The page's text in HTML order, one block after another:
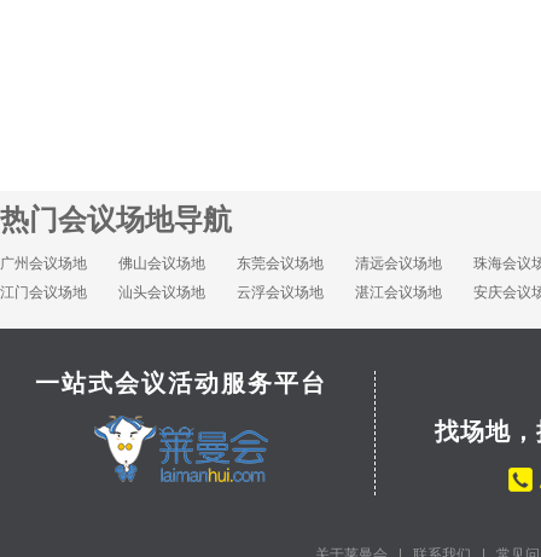
热门会议场地导航
广州会议场地 佛山会议场地 东莞会议场地 清远会议场地
珠海会议
江门会议场地
汕头会议场地 云浮会议场地 湛江会议场地 安庆会议
一站式会议活动服务平台
找场地